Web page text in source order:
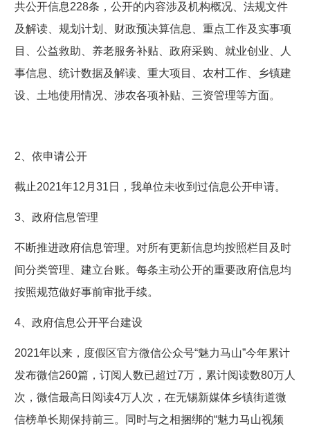
共公开信息228条，公开的内容涉及机构概况、法规文件
及解读、规划计划、财政预决算信息、重点工作及实事项
目、公益救助、养老服务补贴、政府采购、就业创业、人
事信息、统计数据及解读、重大项目、农村工作、乡镇建
设、土地使用情况、涉农各项补贴、三资管理等方面。
2、依申请公开
截止2021年12月31日，我单位未收到过信息公开申请。
3、政府信息管理
不断推进政府信息管理。对所有更新信息均按照栏目及时
间分类管理、建立台账。每条主动公开的重要政府信息均
按照规范做好事前审批手续。
4、政府信息公开平台建设
2021年以来，度假区官方微信公众号“魅力马山”今年累计
发布微信260篇，订阅人数已超过7万，累计阅读数80万人
次，微信最高日阅读4万人次，在无锡新媒体乡镇街道微
信榜单长期保持前三。同时与之相捆绑的“魅力马山视频